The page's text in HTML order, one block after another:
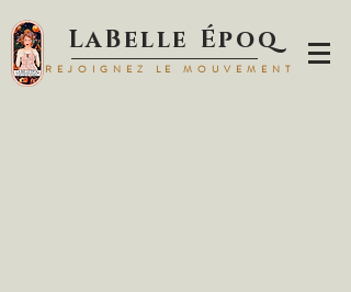
LaBelle Époq
REJOIGNEZ LE MOUVEMENT